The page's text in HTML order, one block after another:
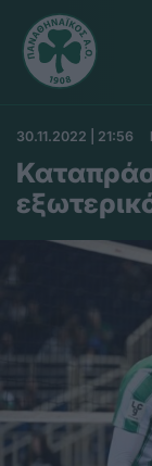
30.11.2022 | 21:56